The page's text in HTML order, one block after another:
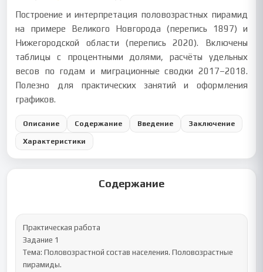
Построение и интерпретация половозрастных пирамид
на примере Великого Новгорода (перепись 1897) и
Нижегородской области (перепись 2020). Включены
таблицы с процентными долями, расчёты удельных
весов по годам и миграционные сводки 2017–2018.
Полезно для практических занятий и оформления
графиков.
Описание Содержание Введение Заключение
Характеристики
Содержание
Практическая работа
Задание 1
Тема: Половозрастной состав населения. Половозрастные
пирамиды.